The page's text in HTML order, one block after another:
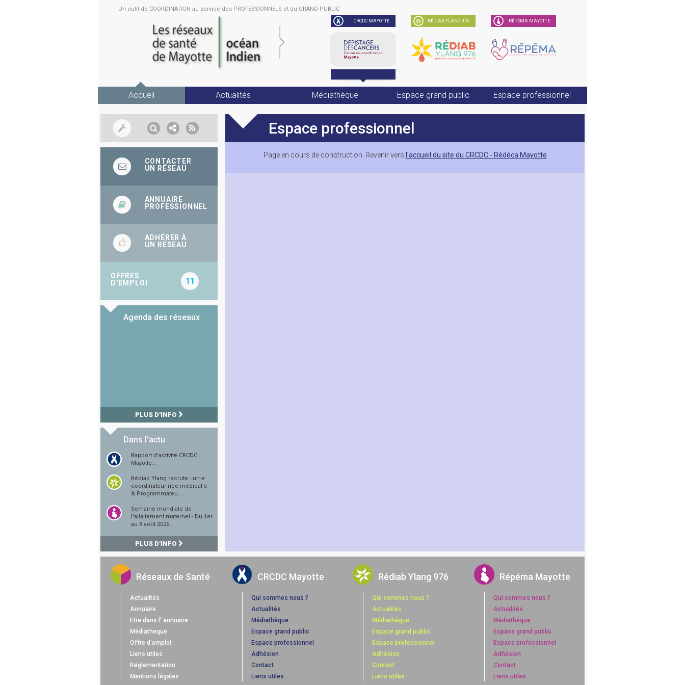
Un outil de COORDINATION au service des PROFESSIONNELS et du GRAND PUBLIC
CRCDC MAYOTTE RÉDIAB YLANG 976 RÉPÉMA MAYOTTE
Accueil Actualités Médiathèque Espace grand public Espace professionnel
Espace professionnel
Page en cours de construction. Revenir vers l'accueil du site du CRCDC - Rédéca Mayotte
CONTACTER
UN RÉSEAU
ANNUAIRE
PROFESSIONNEL
ADHÉRER À
UN RÉSEAU
OFFRES
D'EMPLOI
11
Agenda des réseaux
PLUS D'INFO
Dans l'actu
Rapport d'activité CRCDC
Mayotte...
Rédiab Ylang recrute : un·e
coordinateur·rice médical·e
& Programmateu...
Semaine mondiale de
l'allaitement maternel - Du 1er
au 8 août 2026...
PLUS D'INFO
Réseaux de Santé
Actualités
Annuaire
Etre dans l' annuaire
Médiatheque
Offre d'emploi
Liens utiles
Réglementation
Mentions légales
CRCDC Mayotte
Qui sommes nous ?
Actualités
Médiathèque
Espace grand public
Espace professionnel
Adhésion
Contact
Liens utiles
Rédiab Ylang 976
Qui sommes nous ?
Actualités
Médiathèque
Espace grand public
Espace professionnel
Adhésion
Contact
Liens utiles
Répéma Mayotte
Qui sommes nous ?
Actualités
Médiathèque
Espace grand public
Espace professionnel
Adhésion
Contact
Liens utiles